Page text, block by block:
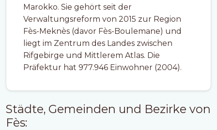
Marokko. Sie gehört seit der
Verwaltungsreform von 2015 zur Region
Fès-Meknès (davor Fès-Boulemane) und
liegt im Zentrum des Landes zwischen
Rifgebirge und Mittlerem Atlas. Die
Präfektur hat 977.946 Einwohner (2004).
Städte, Gemeinden und Bezirke von
Fès: